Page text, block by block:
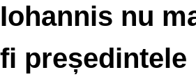
Iohannis nu
fi președintele